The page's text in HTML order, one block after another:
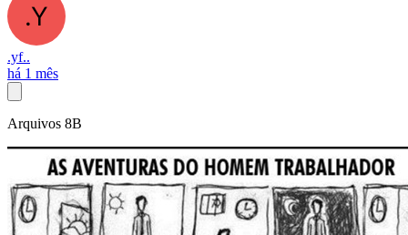
.yf..
há 1 mês
Arquivos 8B